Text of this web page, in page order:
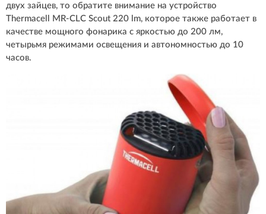
двух зайцев, то обратите внимание на устройство
Thermacell MR-CLC Scout 220 lm, которое также работает в
качестве мощного фонарика с яркостью до 200 лм,
четырьмя режимами освещения и автономностью до 10
часов.